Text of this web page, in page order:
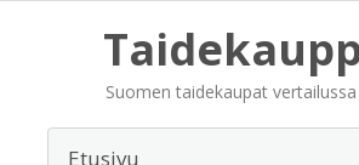
Suomen taidekaupat vertailussa